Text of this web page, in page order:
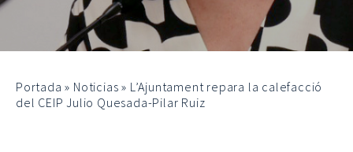
Portada » Noticias » L’Ajuntament repara la calefacció
del CEIP Julio Quesada-Pilar Ruiz